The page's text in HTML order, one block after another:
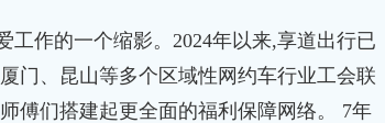
作的一个缩影。2024年以来,享道出行已
门、昆山等多个区域性网约车行业工会联
傅们搭建起更全面的福利保障网络。 7年